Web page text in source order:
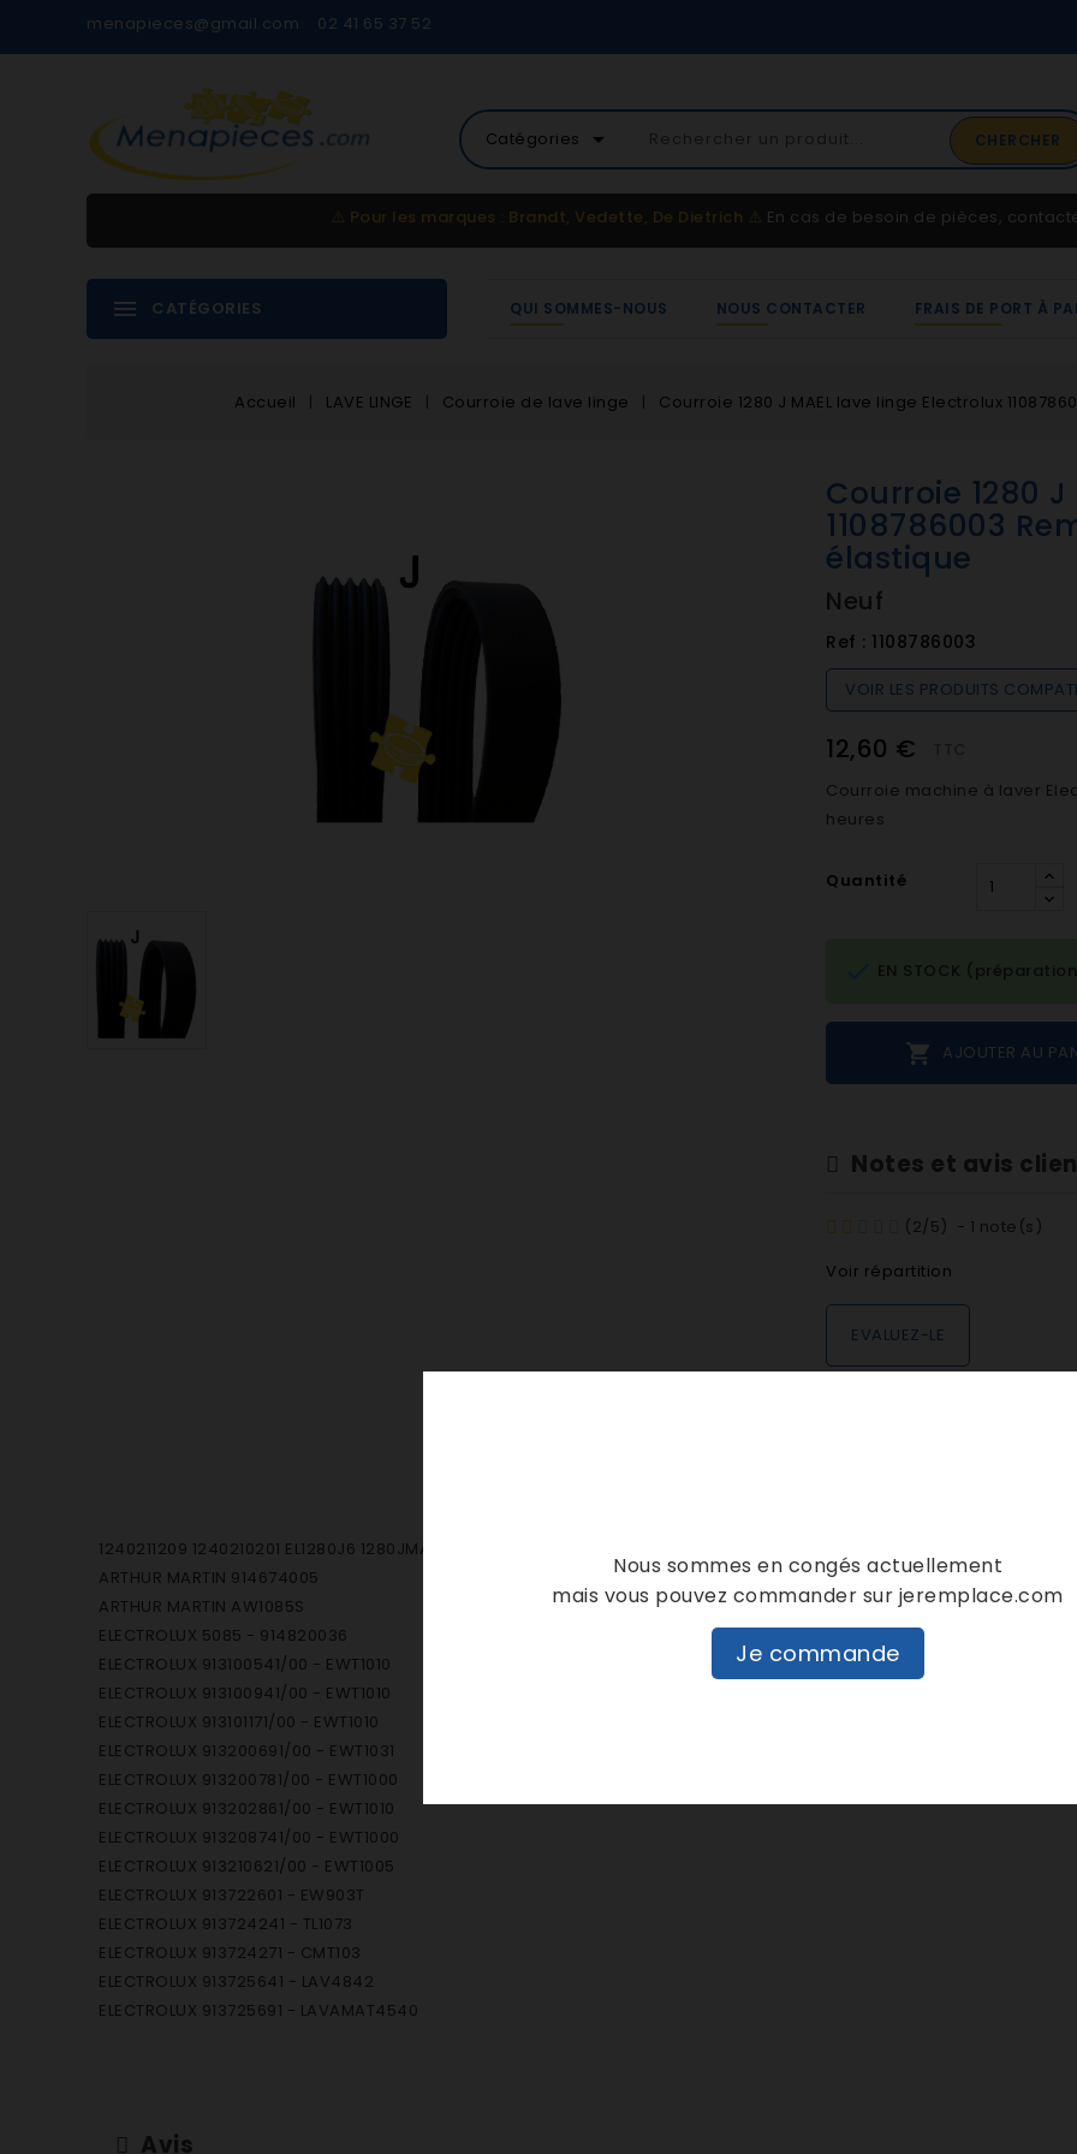
menapieces@gmail.com 02 41 65 37 52
Catégories arrow_drop_down CHERCHER
02 41 65 37 52
Service client
⚠️ Pour les marques : Brandt, Vedette, De Dietrich ⚠️ En cas de besoin de pièces,
CATÉGORIES QUI SOMMES-NOUS NOUS CONTACTER FRAIS DE PORT À
Accueil LAVE LINGE Courroie de lave linge Courroie 1280 J MAEL lave linge Electrolux
Courroie 1280
1108786003
élastique
Neuf
Ref : 1108786003
VOIR LES PRODUITS
12,60 €
Courroie machine à laver
heures
Quantité
 AJOUTER AU
EN STOCK
Notes et avis
( 2/5) - 1 note(s)
Voir répartition
EVALUEZ-LE
1240211209 1240210201 EL1280J6 1280JMAEL 1280J6MAEL 124021020
ARTHUR MARTIN 914674005
ARTHUR MARTIN AW1085S
ELECTROLUX 5085 - 914820036
ELECTROLUX 913100541/00 - EWT1010
ELECTROLUX 913100941/00 - EWT1010
ELECTROLUX 913101171/00 - EWT1010
ELECTROLUX 913200691/00 - EWT1031
ELECTROLUX 913200781/00 - EWT1000
ELECTROLUX 913202861/00 - EWT1010
ELECTROLUX 913208741/00 - EWT1000
ELECTROLUX 913210621/00 - EWT1005
ELECTROLUX 913722601 - EW903T
ELECTROLUX 913724241 - TL1073
ELECTROLUX 913724271 - CMT103
ELECTROLUX 913725641 - LAV4842
ELECTROLUX 913725691 - LAVAMAT4540
Avis
Nous sommes en congés actuellement
mais vous pouvez commander sur jeremplace.com
Je commande